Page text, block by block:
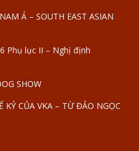
Á – SOUTH EAST ASIAN
Phụ lục II – Nghị định
SHOW
KỶ CỦA VKA – TỪ ĐẢO NGỌC